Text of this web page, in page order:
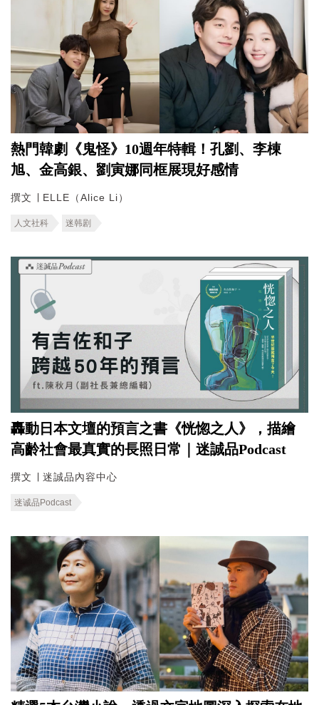
熱門韓劇《鬼怪》10週年特輯！孔劉、李棟
旭、金高銀、劉寅娜同框展現好感情
撰文 ∣ ELLE（Alice Li）
人文社科 迷韩剧
轟動日本文壇的預言之書《恍惚之人》，描繪
高齡社會最真實的長照日常｜迷誠品Podcast
撰文 ∣ 迷誠品內容中心
迷诚品Podcast